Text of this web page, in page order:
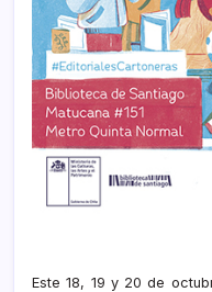
Este 18, 19 y 20 de